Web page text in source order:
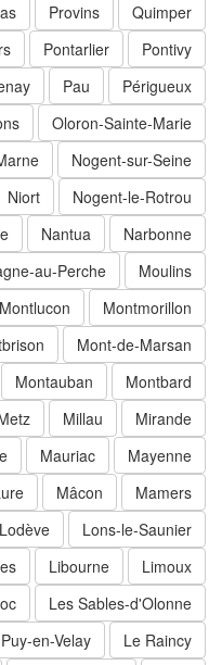
Quimper
Provins
Privas
Pontivy
Pontarlier
Périgueux
Oloron-Sainte-Marie
Nyons
Nogent-sur-Seine
Marne
Nogent-le-Rotrou
Niort
Narbonne
Nantua
Moulins
au-Perche
Montmorillon
Montlucon
Mont-de-Marsan
Montbard
Montauban
Mirande
Millau
Metz
Mayenne
Mauriac
Mamers
Mâcon
Lure
Lons-le-Saunier
Lodève
Limoux
Libourne
Les Sables-d'Olonne
Le Raincy
Le Puy-en-Velay